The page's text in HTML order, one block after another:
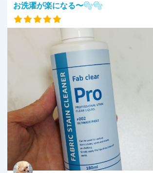
お洗濯が楽になる〜🫧🫧